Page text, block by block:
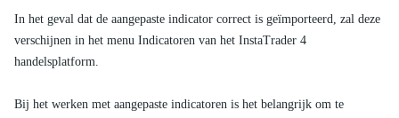
In het geval dat de aangepaste indicator correct is geïmporteerd, zal deze
verschijnen in het menu Indicatoren van het InstaTrader 4
handelsplatform.
Bij het werken met aangepaste indicatoren is het belangrijk om te